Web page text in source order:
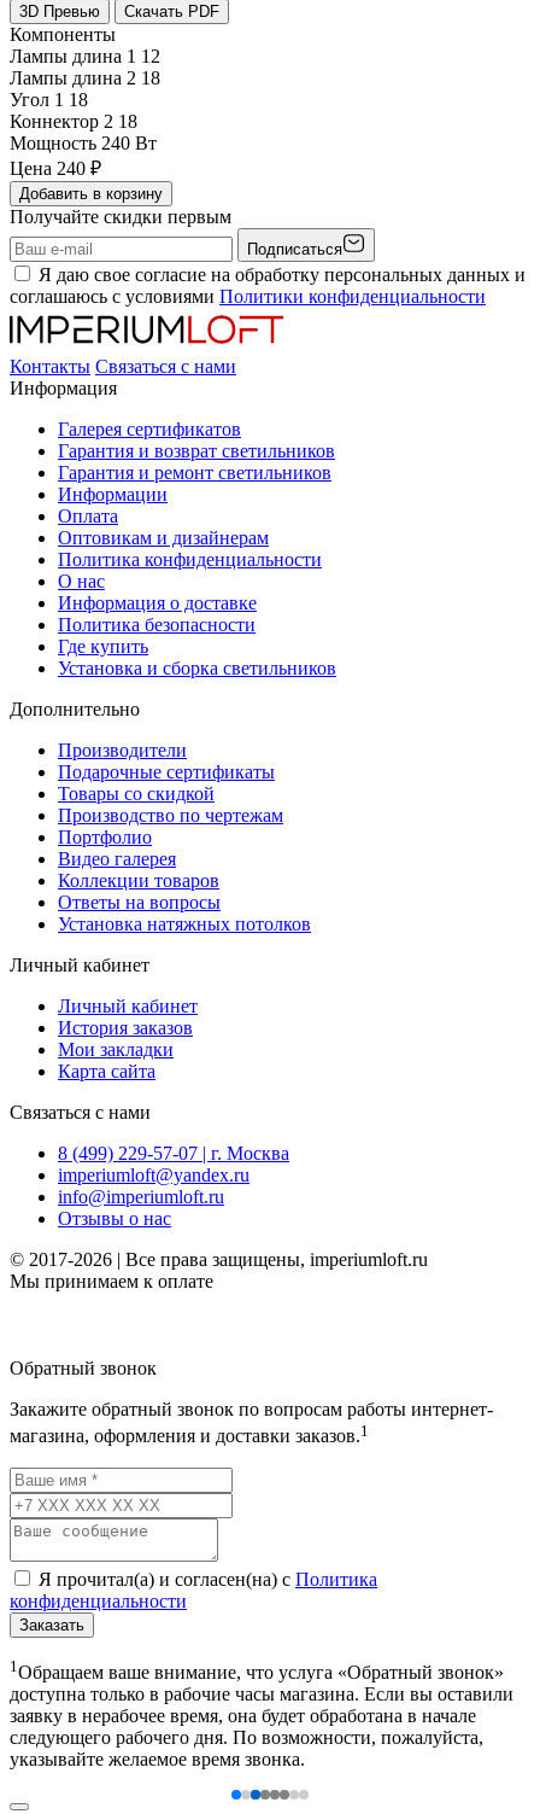
3D Превью Скачать PDF
Компоненты
Лампы длина 1 12
Лампы длина 2 18
Угол 1 18
Коннектор 2 18
Мощность 240 Вт
Цена 240 ₽
Добавить в корзину
Получайте скидки первым
Подписаться
Я даю свое согласие на обработку персональных данных и
соглашаюсь с условиями Политики конфиденциальности
Контакты Связаться с нами
Информация
Галерея сертификатов
Гарантия и возврат светильников
Гарантия и ремонт светильников
Информации
Оплата
Оптовикам и дизайнерам
Политика конфиденциальности
О нас
Информация о доставке
Политика безопасности
Где купить
Установка и сборка светильников
Дополнительно
Производители
Подарочные сертификаты
Товары со скидкой
Производство по чертежам
Портфолио
Видео галерея
Коллекции товаров
Ответы на вопросы
Установка натяжных потолков
Личный кабинет
Личный кабинет
История заказов
Мои закладки
Карта сайта
Связаться с нами
8 (499) 229-57-07 | г. Москва
imperiumloft@yandex.ru
info@imperiumloft.ru
Отзывы о нас
© 2017-2026 | Все права защищены, imperiumloft.ru
Мы принимаем к оплате
Обратный звонок
Закажите обратный звонок по вопросам работы интернет-
магазина, оформления и доставки заказов.1
Я прочитал(а) и согласен(на) с Политика
конфиденциальности
Заказать
1 Обращаем ваше внимание, что услуга «Обратный звонок»
доступна только в рабочие часы магазина. Если вы оставили
заявку в нерабочее время, она будет обработана в начале
следующего рабочего дня. По возможности, пожалуйста,
указывайте желаемое время звонка.